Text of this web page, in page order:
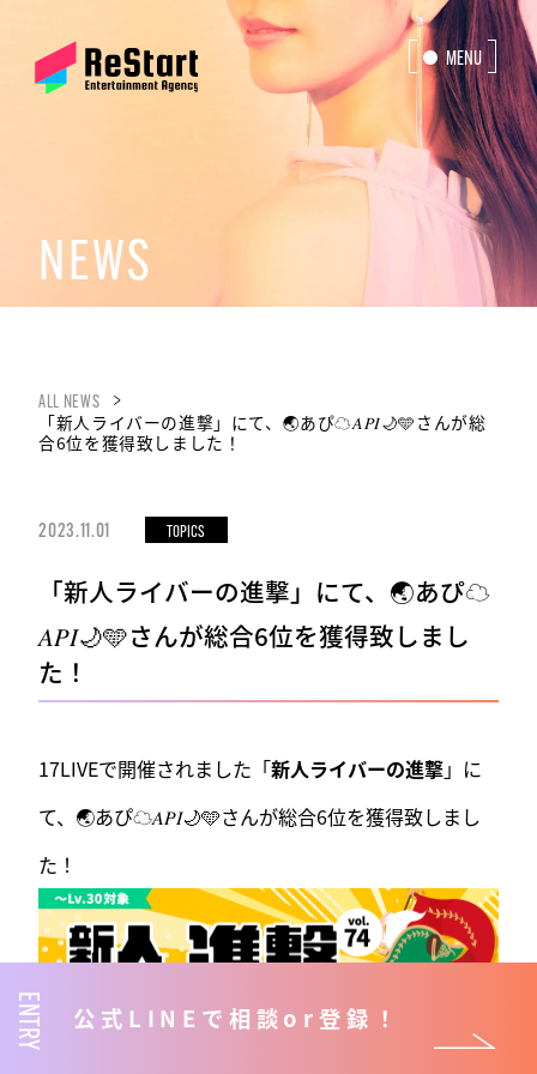
MENU
CLOSE
NEWS
ALL NEWS
「新人ライバーの進撃」にて、🌏あぴ☁️𝐴𝑃𝐼🌙🩵さんが総
合6位を獲得致しました！
2023.11.01 TOPICS
「新人ライバーの進撃」にて、🌏あぴ☁️
𝐴𝑃𝐼🌙🩵さんが総合6位を獲得致しまし
た！
17LIVEで開催されました「新人ライバーの進撃」に
て、🌏あぴ☁️𝐴𝑃𝐼🌙🩵さんが総合6位を獲得致しまし
た！
ENTRY 公式LINEで相談or登録！